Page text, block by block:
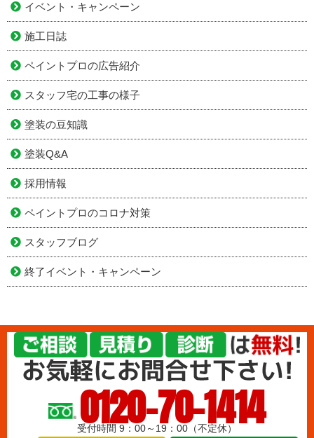
イベント・キャンペーン
施工日誌
ペイントプロの広告紹介
スタッフ宅の工事の様子
塗装の豆知識
塗装Q&A
採用情報
ペイントプロのコロナ対策
スタッフブログ
終了イベント・キャンペーン
0120-70-1414
受付時間 9：00～19：00（不定休）